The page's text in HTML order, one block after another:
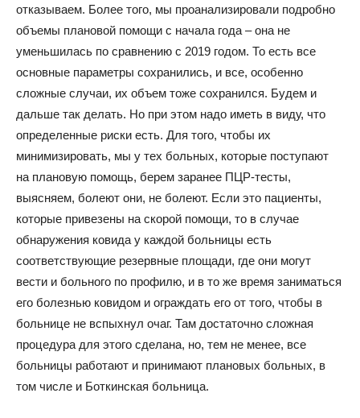
отказываем. Более того, мы проанализировали подробно
объемы плановой помощи с начала года – она не
уменьшилась по сравнению с 2019 годом. То есть все
основные параметры сохранились, и все, особенно
сложные случаи, их объем тоже сохранился. Будем и
дальше так делать. Но при этом надо иметь в виду, что
определенные риски есть. Для того, чтобы их
минимизировать, мы у тех больных, которые поступают
на плановую помощь, берем заранее ПЦР-тесты,
выясняем, болеют они, не болеют. Если это пациенты,
которые привезены на скорой помощи, то в случае
обнаружения ковида у каждой больницы есть
соответствующие резервные площади, где они могут
вести и больного по профилю, и в то же время заниматься
его болезнью ковидом и ограждать его от того, чтобы в
больнице не вспыхнул очаг. Там достаточно сложная
процедура для этого сделана, но, тем не менее, все
больницы работают и принимают плановых больных, в
том числе и Боткинская больница.